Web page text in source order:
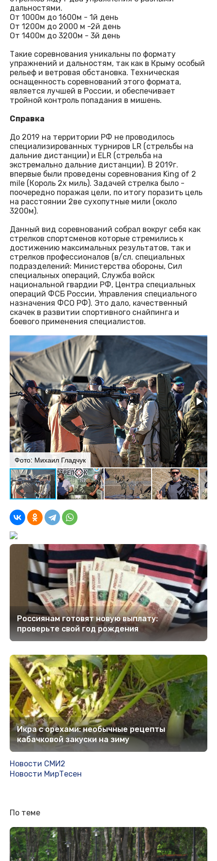
дальностями.
От 1000м до 1600м - 1й день
От 1200м до 2000 м -2й день
От 1400м до 3200м - 3й день
Такие соревнования уникальны по формату
упражнений и дальностям, так как в Крыму особый
рельеф и ветровая обстановка. Техническая
оснащенность соревнований этого формата,
является лучшей в России, и обеспечивает
тройной контроль попадания в мишень.
Справка
До 2019 на территории РФ не проводилось
специализированных турниров LR (стрельбы на
дальние дистанции) и ELR (стрельба на
экстремально дальние дистанции). В 2019г.
впервые были проведены соревнования King of 2
mile (Король 2х миль). Задачей стрелка было -
поочередно поражая цели, по итогу поразить цель
на расстоянии 2ве сухопутные мили (около
3200м).
Данный вид соревнований собрал вокруг себя как
стрелков спортсменов которые стремились к
достижению максимальных результатов, так и
стрелков профессионалов (в/сл. специальных
подразделений: Министерства обороны, Сил
специальных операций, Служба войск
национальной гвардии РФ, Центра специальных
операций ФСБ России, Управления специального
назначения ФСО РФ). Это дало, качественный
скачек в развитии спортивного снайпинга и
боевого применения специалистов.
Фото: Михаил Гладчук
Россиянам готовят новую выплату:
проверьте свой год рождения
Икра с орехами: необычные рецепты
кабачковой закуски на зиму
Новости СМИ2
Новости МирТесен
По теме